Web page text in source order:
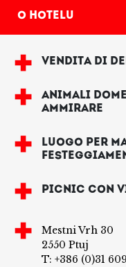
O Hotelu
VENDITA DI
ANIMALI
AMMIRARE
LUOGO PER
PICNIC CON
Mestni Vrh 30
2550 Ptuj
T: +386 (0)31